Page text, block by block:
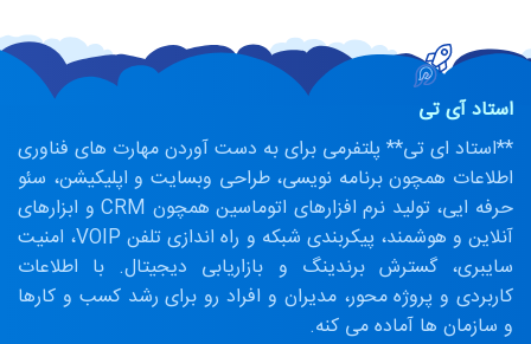
استاد آی تی
**استاد ای تی** پلتفرمی برای به دست آوردن مهارت های فناوری
اطلاعات همچون برنامه نویسی، طراحی وبسایت و اپلیکیشن، سئو
حرفه ایی، تولید نرم افزارهای اتوماسین همچون CRM و ابزارهای
آنلاین و هوشمند، پیکربندی شبکه و راه اندازی تلفن VOIP، امنیت
سایبری، گسترش برندینگ و بازاریابی دیجیتال. با اطلاعات
کاربردی و پروژه محور، مدیران و افراد رو برای رشد کسب و کارها
و سازمان ها آماده می کنه.